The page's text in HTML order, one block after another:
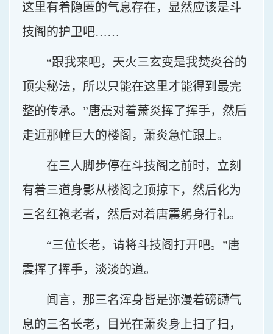
这里有着隐匿的气息存在，显然应该是斗
技阁的护卫吧……
“跟我来吧，天火三玄变是我焚炎谷的
顶尖秘法，所以只能在这里才能得到最完
整的传承。”唐震对着萧炎挥了挥手，然后
走近那幢巨大的楼阁，萧炎急忙跟上。
在三人脚步停在斗技阁之前时，立刻
有着三道身影从楼阁之顶掠下，然后化为
三名红袍老者，然后对着唐震躬身行礼。
“三位长老，请将斗技阁打开吧。”唐
震挥了挥手，淡淡的道。
闻言，那三名浑身皆是弥漫着磅礴气
息的三名长老，目光在萧炎身上扫了扫，